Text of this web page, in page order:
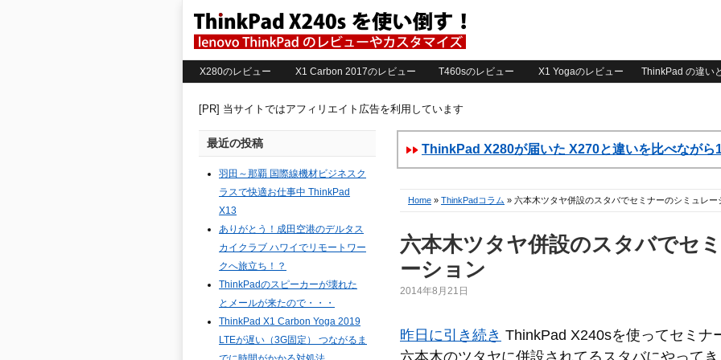
X280のレビュー X1 Carbon 2017のレビュー T460sのレビュー X1 Yogaのレビュー ThinkPad の違い
[PR] 当サイトではアフィリエイト広告を利用しています
ThinkPad X280が届いた X270と違いを比べながら
Home » ThinkPadコラム » 六本木ツタヤ併設のスタバでセミナーのシミュレー
六本木ツタヤ併設のスタバでセ
ーション
2014年8月21日
昨日に引き続き ThinkPad X240sを使ってセミナ
六本木のツタヤに併設されてるスタバにやって
最近の投稿
羽田～那覇 国際線機材ビジネスク
ラスで快適お仕事中 ThinkPad
X13
ありがとう！成田空港のデルタス
カイクラブ ハワイでリモートワー
クへ旅立ち！？
ThinkPadのスピーカーが壊れた
とメールが来たので・・・
ThinkPad X1 Carbon Yoga 2019
LTEが遅い（3G固定） つながるま